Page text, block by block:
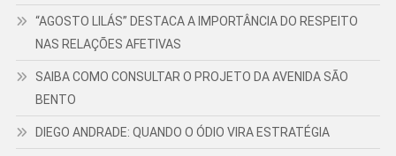
“AGOSTO LILÁS” DESTACA A IMPORTÂNCIA DO RESPEITO
NAS RELAÇÕES AFETIVAS
SAIBA COMO CONSULTAR O PROJETO DA AVENIDA SÃO
BENTO
DIEGO ANDRADE: QUANDO O ÓDIO VIRA ESTRATÉGIA